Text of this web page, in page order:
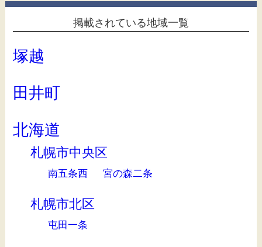
掲載されている地域一覧
塚越
田井町
北海道
札幌市中央区
南五条西 宮の森二条
札幌市北区
屯田一条